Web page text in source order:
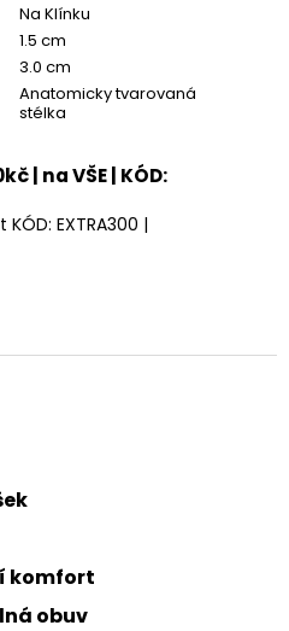
Na Klínku
1.5 cm
3.0 cm
Anatomicky tvarovaná
stélka
| na VŠE | KÓD:
EXTRA300 |
komfort
obuv